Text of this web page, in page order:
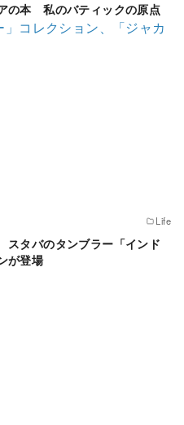
の本 私のバティックの原点
Life
タバのタンブラー「インド
が登場